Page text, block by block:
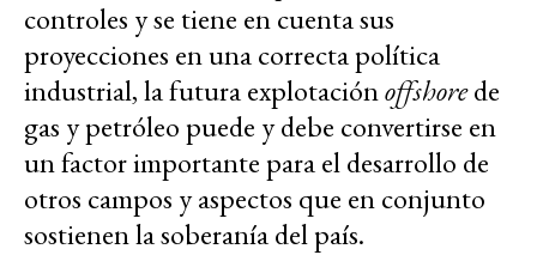
controles y se tiene en cuenta sus
proyecciones en una correcta política
industrial, la futura explotaciónoffshorede
gas y petróleo puede y debe convertirse en
un factor importante para el desarrollo de
otros campos y aspectos que en conjunto
sostienen la soberanía del país.